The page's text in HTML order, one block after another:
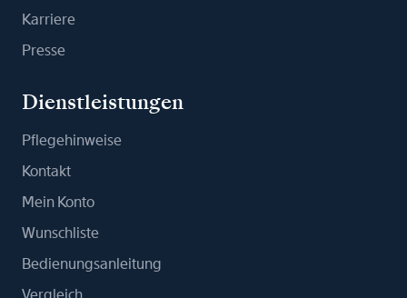
Karriere
Presse
Dienstleistungen
Pflegehinweise
Kontakt
Mein Konto
Wunschliste
Bedienungsanleitung